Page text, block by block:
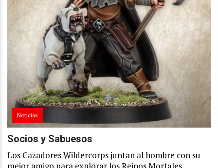
Noticias
Socios y Sabuesos
Los Cazadores Wildercorps juntan al hombre con su